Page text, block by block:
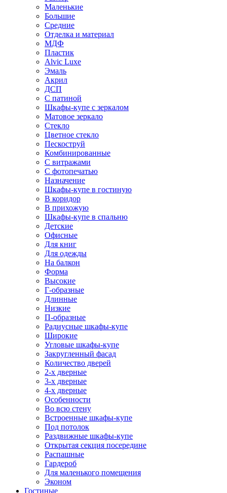
Маленькие
Большие
Средние
Отделка и материал
МДФ
Пластик
Alvic Luxe
Эмаль
Акрил
ДСП
С патиной
Шкафы-купе с зеркалом
Матовое зеркало
Стекло
Цветное стекло
Пескоструй
Комбинированные
С витражами
С фотопечатью
Назначение
Шкафы-купе в гостиную
В коридор
В прихожую
Шкафы-купе в спальню
Детские
Офисные
Для книг
Для одежды
На балкон
Форма
Высокие
Г-образные
Длинные
Низкие
П-образные
Радиусные шкафы-купе
Широкие
Угловые шкафы-купе
Закругленный фасад
Количество дверей
2-х дверные
3-х дверные
4-х дверные
Особенности
Во всю стену
Встроенные шкафы-купе
Под потолок
Раздвижные шкафы-купе
Открытая секция посередине
Распашные
Гардероб
Для маленького помещения
Эконом
Гостиные